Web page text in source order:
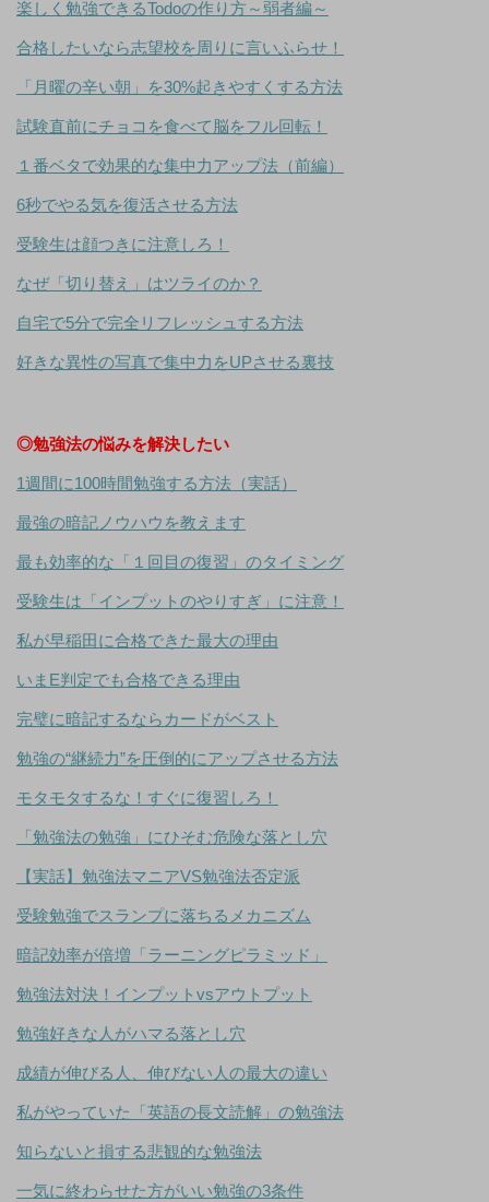
楽しく勉強できるTodoの作り方～弱者編～
合格したいなら志望校を周りに言いふらせ！
「月曜の辛い朝」を30%起きやすくする方法
試験直前にチョコを食べて脳をフル回転！
１番ベタで効果的な集中力アップ法（前編）
6秒でやる気を復活させる方法
受験生は顔つきに注意しろ！
なぜ「切り替え」はツライのか？
自宅で5分で完全リフレッシュする方法
好きな異性の写真で集中力をUPさせる裏技
◎勉強法の悩みを解決したい
1週間に100時間勉強する方法（実話）
最強の暗記ノウハウを教えます
最も効率的な「１回目の復習」のタイミング
受験生は「インプットのやりすぎ」に注意！
私が早稲田に合格できた最大の理由
いまE判定でも合格できる理由
完璧に暗記するならカードがベスト
勉強の“継続力”を圧倒的にアップさせる方法
モタモタするな！すぐに復習しろ！
「勉強法の勉強」にひそむ危険な落とし穴
【実話】勉強法マニアVS勉強法否定派
受験勉強でスランプに落ちるメカニズム
暗記効率が倍増「ラーニングピラミッド」
勉強法対決！インプットvsアウトプット
勉強好きな人がハマる落とし穴
成績が伸びる人、伸びない人の最大の違い
私がやっていた「英語の長文読解」の勉強法
知らないと損する悲観的な勉強法
一気に終わらせた方がいい勉強の3条件